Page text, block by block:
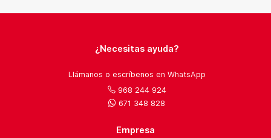
¿Necesitas ayuda?
Llámanos o escríbenos en WhatsApp
968 244 924
671 348 828
Empresa